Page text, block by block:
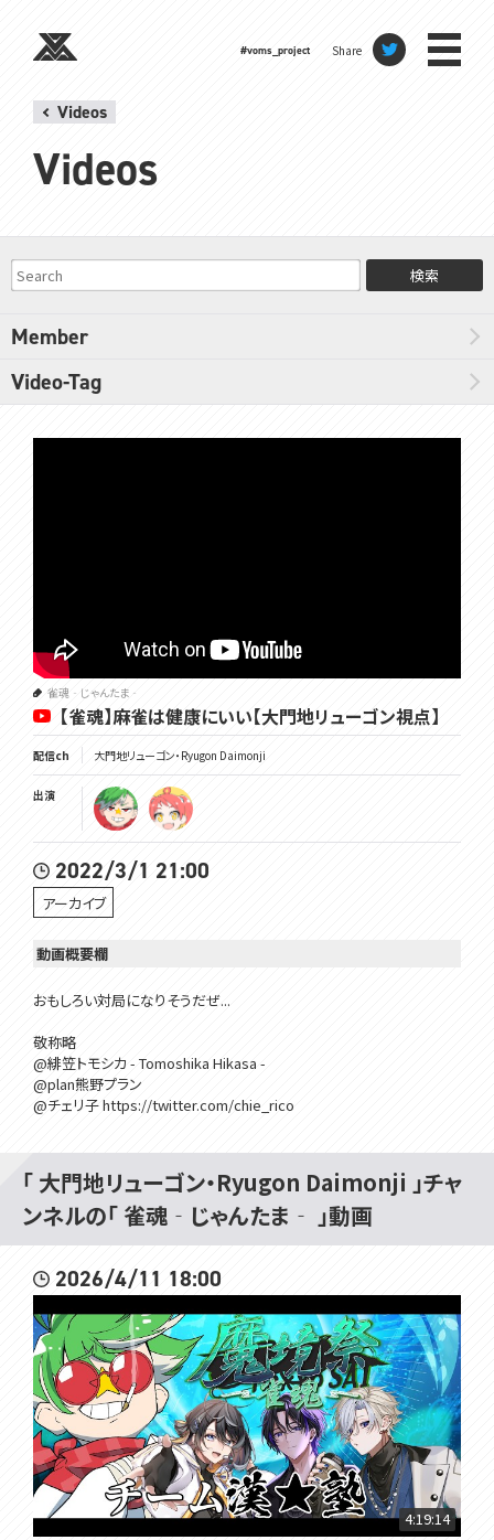
#voms_project Share
Videos
Videos
検索
Member
Video-Tag
雀魂‐じゃんたま‐
【雀魂】麻雀は健康にいい【大門地リューゴン視点】
配信ch 大門地リューゴン・Ryugon Daimonji
出演
2022/3/1 21:00
アーカイブ
動画概要欄
おもしろい対局になりそうだぜ...
敬称略
@緋笠トモシカ - Tomoshika Hikasa -
@plan熊野プラン
@チェリ子 https://twitter.com/chie_rico
「 大門地リューゴン・Ryugon Daimonji 」チャ
ンネルの「 雀魂‐じゃんたま‐ 」動画
2026/4/11 18:00
4:19:14